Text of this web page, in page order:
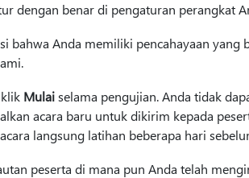
dengan benar di pengaturan perangkat
bahwa Anda memiliki pencahayaan
Mulaiselama pengujian. Anda tidak
acara baru untuk dikirim kepada
langsung latihan beberapa hari
peserta di mana pun Anda telah